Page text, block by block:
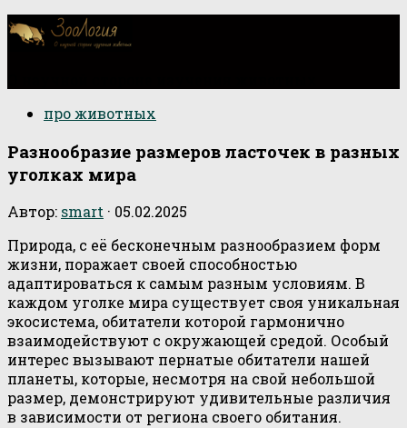
про животных
Разнообразие размеров ласточек в разных
уголках мира
Автор: smart · 05.02.2025
Природа, с её бесконечным разнообразием форм
жизни, поражает своей способностью
адаптироваться к самым разным условиям. В
каждом уголке мира существует своя уникальная
экосистема, обитатели которой гармонично
взаимодействуют с окружающей средой. Особый
интерес вызывают пернатые обитатели нашей
планеты, которые, несмотря на свой небольшой
размер, демонстрируют удивительные различия
в зависимости от региона своего обитания.